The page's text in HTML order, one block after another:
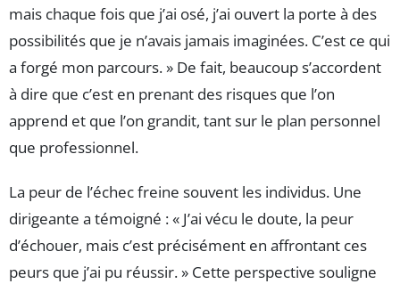
mais chaque fois que j’ai osé, j’ai ouvert la porte à des
possibilités que je n’avais jamais imaginées. C’est ce qui
a forgé mon parcours. » De fait, beaucoup s’accordent
à dire que c’est en prenant des risques que l’on
apprend et que l’on grandit, tant sur le plan personnel
que professionnel.
La peur de l’échec freine souvent les individus. Une
dirigeante a témoigné : « J’ai vécu le doute, la peur
d’échouer, mais c’est précisément en affrontant ces
peurs que j’ai pu réussir. » Cette perspective souligne